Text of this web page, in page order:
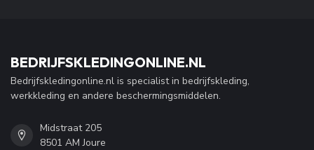
BEDRIJFSKLEDINGONLINE.NL
Bedrijfskledingonline.nl is specialist in bedrijfskleding,
werkkleding en andere beschermingsmiddelen.
Midstraat 205
8501 AM Joure